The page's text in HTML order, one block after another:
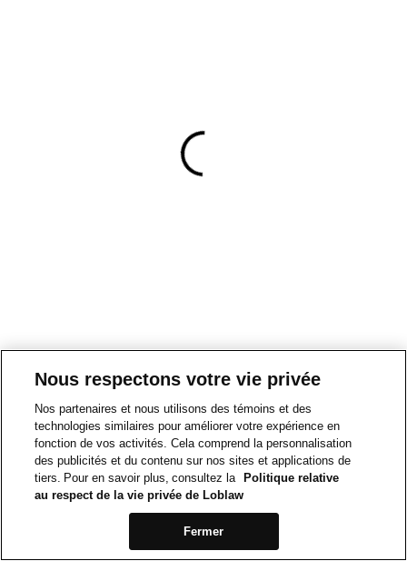
Nous respectons votre vie privée
Nos partenaires et nous utilisons des témoins et des
technologies similaires pour améliorer votre expérience en
fonction de vos activités. Cela comprend la personnalisation
des publicités et du contenu sur nos sites et applications de
tiers. Pour en savoir plus, consultez la
Politique relative
au respect de la vie privée de Loblaw
Fermer